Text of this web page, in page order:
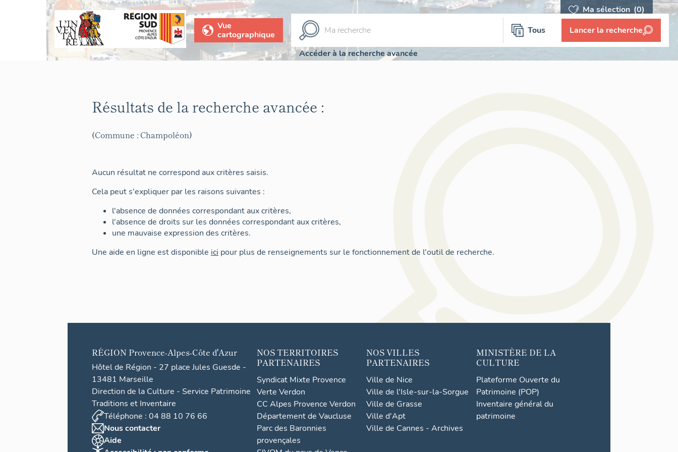
Ma sélection (0)
Vue
cartographique
Tous Lancer la recherche
Accéder à la recherche avancée
Résultats de la recherche avancée :
(Commune : Champoléon)
Aucun résultat ne correspond aux critères saisis.
Cela peut s'expliquer par les raisons suivantes :
l'absence de données correspondant aux critères,
l'absence de droits sur les données correspondant aux critères,
une mauvaise expression des critères.
Une aide en ligne est disponible ici pour plus de renseignements sur le fonctionnement de l'outil de recherche.
RÉGION Provence-Alpes-Côte d'Azur
Hôtel de Région - 27 place Jules Guesde -
13481 Marseille
Direction de la Culture - Service Patrimoine
Traditions et Inventaire
Téléphone : 04 88 10 76 66
Nous contacter
Aide
NOS TERRITOIRES
PARTENAIRES
Syndicat Mixte Provence
Verte Verdon
CC Alpes Provence Verdon
Département de Vaucluse
Parc des Baronnies
provençales
NOS VILLES
PARTENAIRES
Ville de Nice
Ville de l'Isle-sur-la-Sorgue
Ville de Grasse
Ville d'Apt
Ville de Cannes - Archives
MINISTÈRE DE LA
CULTURE
Plateforme Ouverte du
Patrimoine (POP)
Inventaire général du
patrimoine